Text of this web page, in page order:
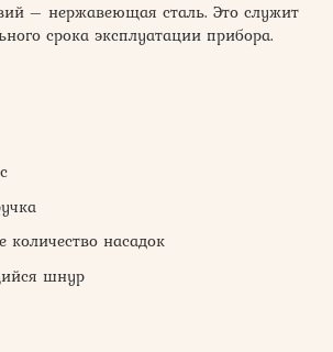
– нержавеющая сталь. Это служит
срока эксплуатации прибора.
количество насадок
шнур